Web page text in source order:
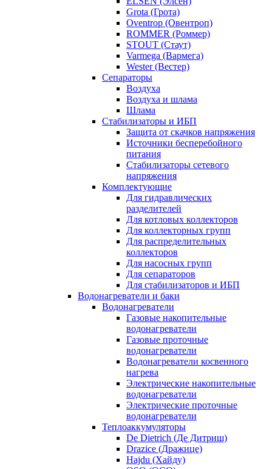
Grota (Грота)
Oventrop (Овентроп)
ROMMER (Роммер)
STOUT (Стаут)
Varmega (Вармега)
Wester (Вестер)
Сепараторы
Воздуха
Воздуха и шлама
Шлама
Стабилизаторы и ИБП
Защита от скачков напряжения
Источники бесперебойного
питания
Стабилизаторы сетевого
напряжения
Комплектующие
Для гидравлических
разделителей
Для котловых коллекторов
Для коллекторных групп
Для распределительных
коллекторов
Для насосных групп
Для сепараторов
Для стабилизаторов и ИБП
Водонагреватели и баки
Водонагреватели
Газовые накопительные
водонагреватели
Газовые проточные
водонагреватели
Водонагреватели косвенного
нагрева
Электрические накопительные
водонагреватели
Электрические проточные
водонагреватели
Теплоаккумуляторы
De Dietrich (Де Дитриш)
Drazice (Дражице)
Hajdu (Хайду)